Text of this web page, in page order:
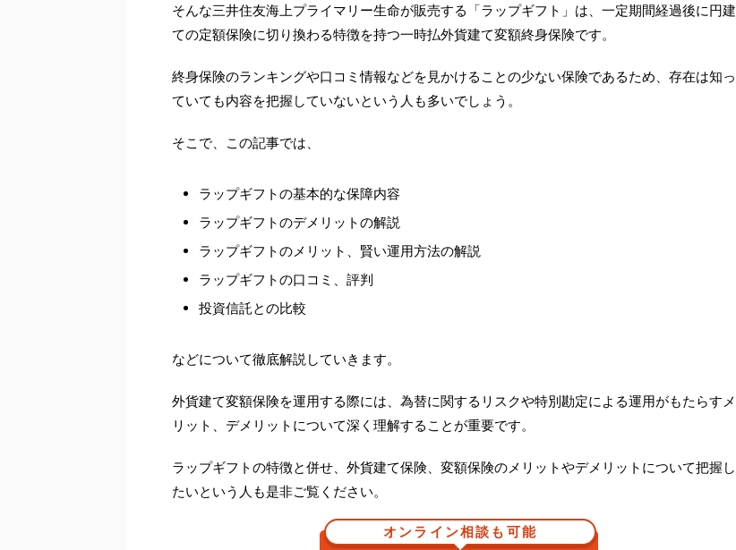
そんな三井住友海上プライマリー生命が販売する「ラップギフト」は、一定期間経過後に円建
ての定額保険に切り換わる特徴を持つ一時払外貨建て変額終身保険です。
終身保険のランキングや口コミ情報などを見かけることの少ない保険であるため、存在は知っ
ていても内容を把握していないという人も多いでしょう。
そこで、この記事では、
ラップギフトの基本的な保障内容
ラップギフトのデメリットの解説
ラップギフトのメリット、賢い運用方法の解説
ラップギフトの口コミ、評判
投資信託との比較
などについて徹底解説していきます。
外貨建て変額保険を運用する際には、為替に関するリスクや特別勘定による運用がもたらすメ
リット、デメリットについて深く理解することが重要です。
ラップギフトの特徴と併せ、外貨建て保険、変額保険のメリットやデメリットについて把握し
たいという人も是非ご覧ください。
オンライン相談も可能